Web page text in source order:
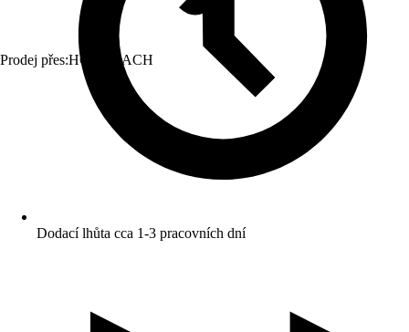
Prodej přes:HORNBACH
Dodací lhůta cca 1-3 pracovních dní